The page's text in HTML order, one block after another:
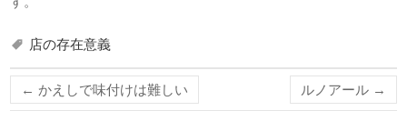
店の存在意義
← かえしで味付けは難しい ルノアール →